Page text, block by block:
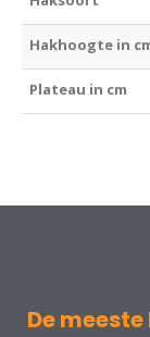
Hakhoogte in
Plateau in cm
De